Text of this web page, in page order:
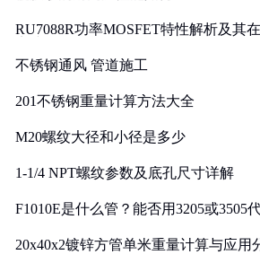
RU7088R功率MOSFET特性解析及其
不锈钢通风 管道施工
201不锈钢重量计算方法大全
M20螺纹大径和小径是多少
1-1/4 NPT螺纹参数及底孔尺寸详解
F1010E是什么管？能否用3205或3505
20x40x2镀锌方管单米重量计算与应用